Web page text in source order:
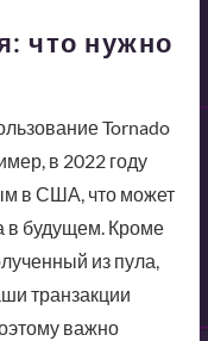
что нужно
Tornado
в 2022 году
в США, что может
в будущем. Кроме
из пула,
транзакции
важно